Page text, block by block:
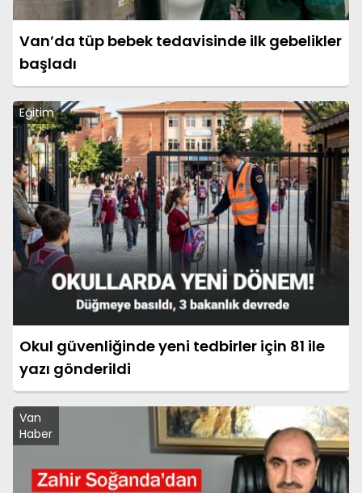
Van’da tüp bebek tedavisinde ilk gebelikler
başladı
Eğitim
Okul güvenliğinde yeni tedbirler için 81 ile
yazı gönderildi
Van
Haber